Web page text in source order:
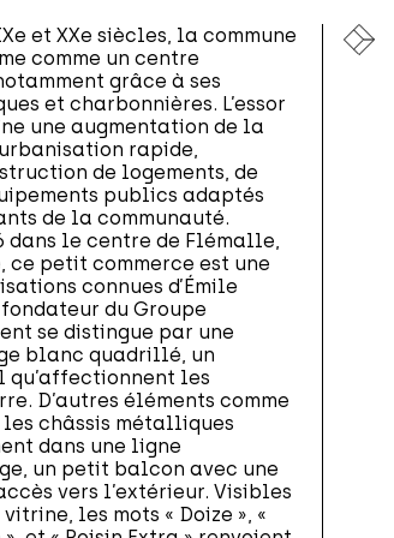
et XXe siècles, la commune
comme un centre
grâce à ses
et charbonnières. L’essor
une augmentation de la
rapide,
de logements, de
publics adaptés
de la communauté.
dans le centre de Flémalle,
ce petit commerce est une
connues d’Émile
du Groupe
se distingue par une
blanc quadrillé, un
les
D’autres éléments comme
châssis métalliques
dans une ligne
un petit balcon avec une
vers l’extérieur. Visibles
les mots « Doize », «